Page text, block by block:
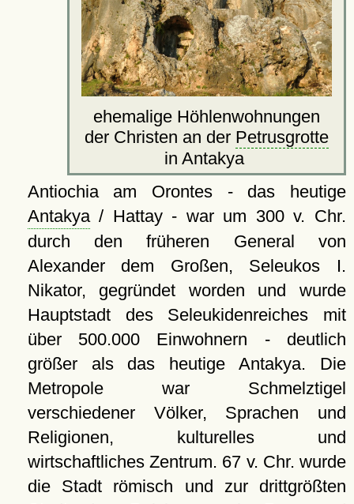
ehemalige Höhlenwohnungen
der Christen an der Petrusgrotte
in Antakya
Antiochia am Orontes - das heutige
Antakya/ Hattay - war um 300 v. Chr.
durch den früheren General von
Alexander dem Großen, Seleukos I.
Nikator, gegründet worden und wurde
Hauptstadt des Seleukidenreiches mit
über 500.000 Einwohnern - deutlich
größer als das heutige Antakya. Die
Metropole war Schmelztigel
verschiedener Völker, Sprachen und
Religionen, kulturelles und
wirtschaftliches Zentrum. 67 v. Chr. wurde
die Stadt römisch und zur drittgrößten